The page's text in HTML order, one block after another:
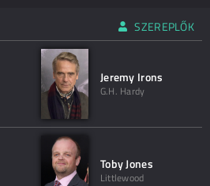
SZEREPLŐK
Jeremy Irons
G.H. Hardy
Toby Jones
Littlewood